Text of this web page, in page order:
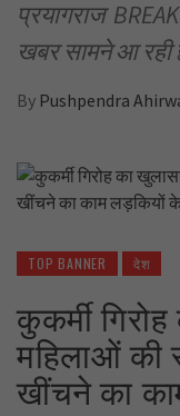
प्रयागराज
खबर सामने आ
By Pushpendra
TOP BANNER देश
कुकर्मी
महिलाओं की
खींचने का